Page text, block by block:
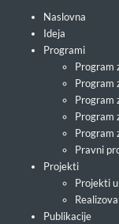
Naslovna
Ideja
Programi
Program
Program
Program
Program
Program
Pravni
Projekti
Projekti
Publikacije